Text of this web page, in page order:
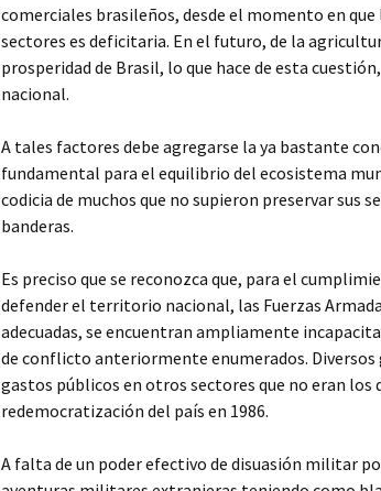
comerciales brasileños, desde el momento en
sectores es deficitaria. En el futuro, de la
prosperidad de Brasil, lo que hace de esta
nacional.
A tales factores debe agregarse la ya bastante
fundamental para el equilibrio del ecosistema
codicia de muchos que no supieron preservar sus
banderas.
Es preciso que se reconozca que, para el
defender el territorio nacional, las Fuerzas
adecuadas, se encuentran ampliamente
de conflicto anteriormente enumerados.
gastos públicos en otros sectores que no eran los
redemocratización del país en 1986.
A falta de un poder efectivo de disuasión militar